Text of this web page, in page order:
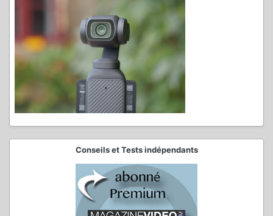
Conseils et Tests indépendants